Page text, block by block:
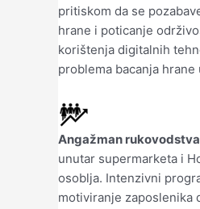
pritiskom da se
hrane i poticanje
korištenja digitalnih
problema bacanja
Angažman
unutar supermarketa i
osoblja. Intenzivni
motiviranje zaposlenika